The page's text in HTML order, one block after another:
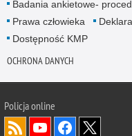
Badania ankietowe-
Prawa człowieka
Dostępność KMP
OCHRONA DANYCH
Policja online